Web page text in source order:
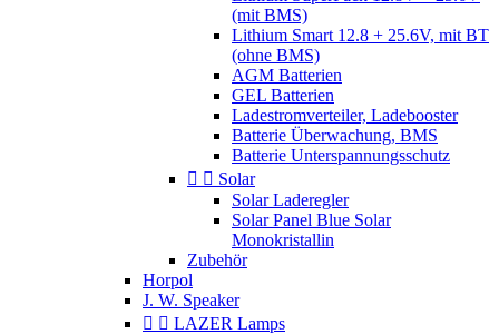
(mit BMS)
Lithium Smart 12.8 + 25.6V, mit BT
(ohne BMS)
AGM Batterien
GEL Batterien
Ladestromverteiler, Ladebooster
Batterie Überwachung, BMS
Batterie Unterspannungsschutz
  Solar
Solar Laderegler
Solar Panel Blue Solar
Monokristallin
Zubehör
Horpol
J. W. Speaker
  LAZER Lamps